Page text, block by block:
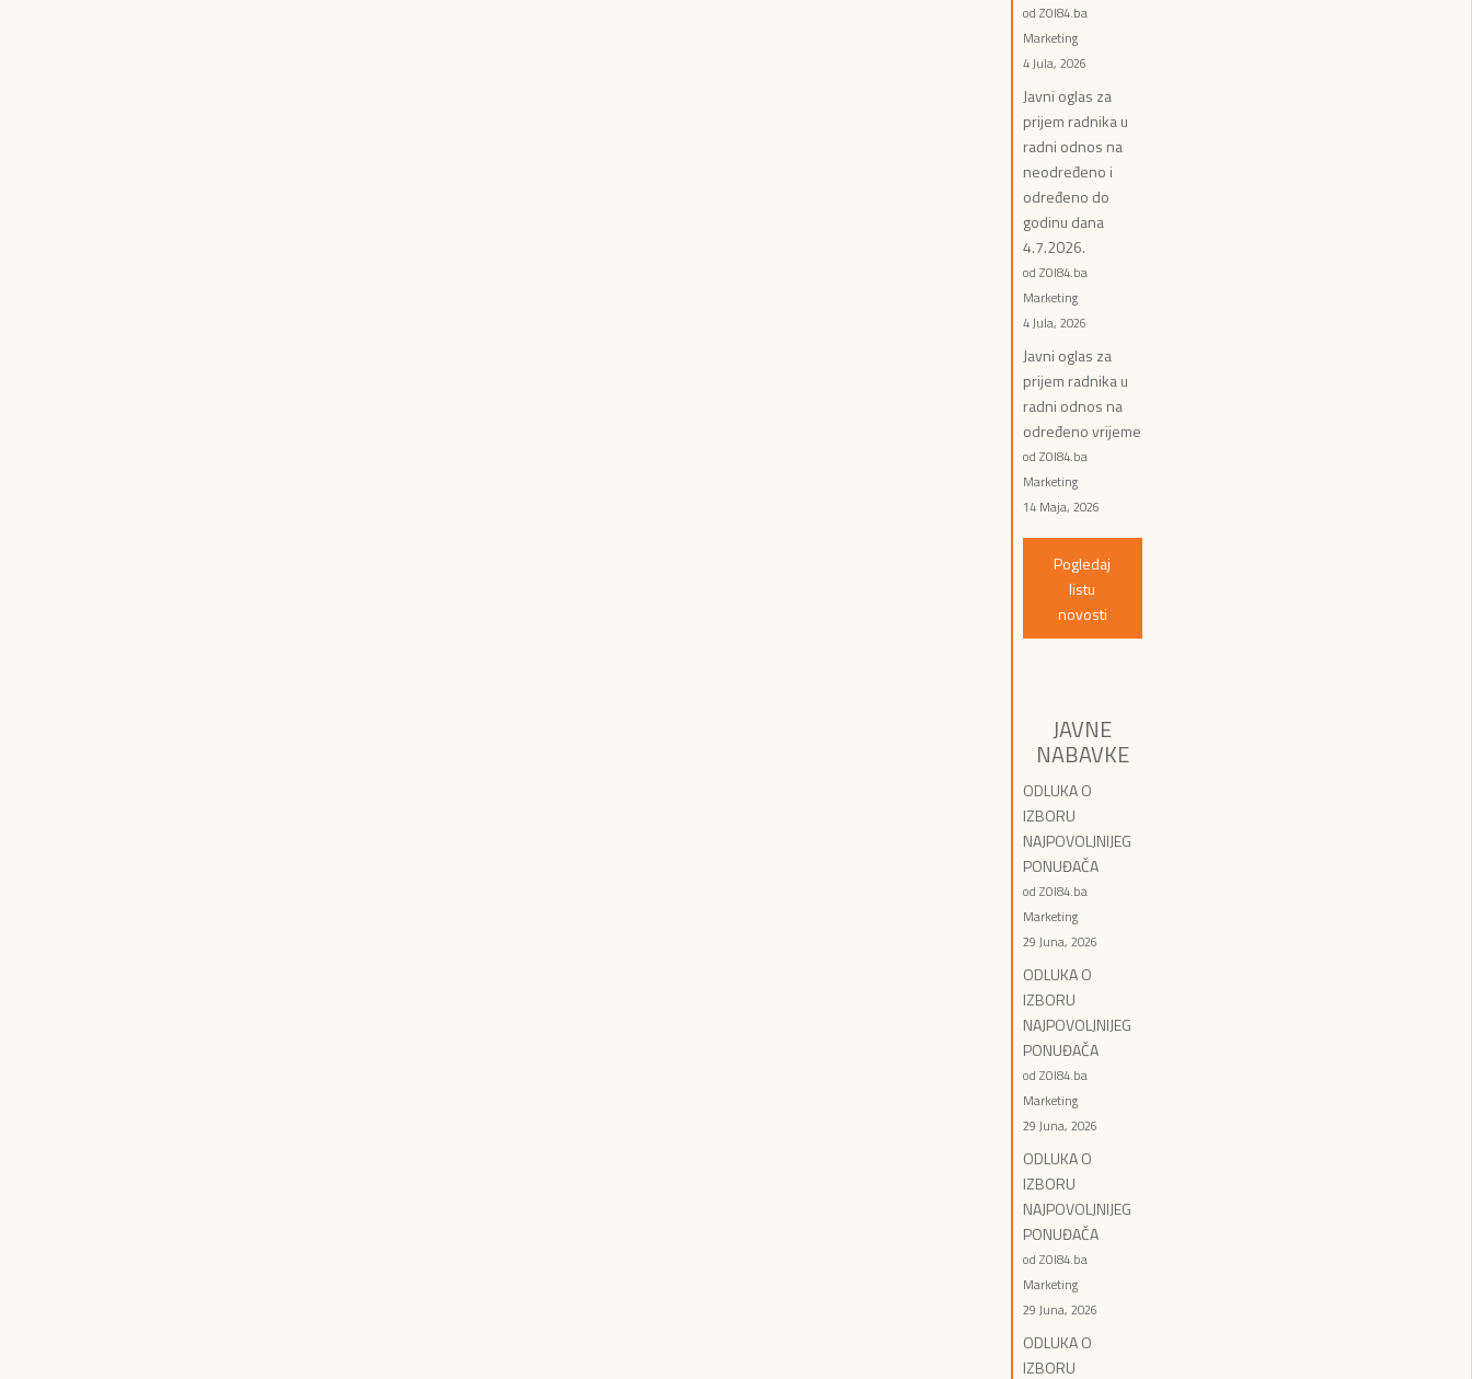
od ZOI84.ba
Marketing
4 Jula, 2026
Javni oglas za
prijem radnika u
radni odnos na
neodređeno i
određeno do
godinu dana
4.7.2026.
od ZOI84.ba
Marketing
4 Jula, 2026
Javni oglas za
prijem radnika u
radni odnos na
određeno vrijeme
od ZOI84.ba
Marketing
14 Maja, 2026
Pogledaj
listu
novosti
JAVNE
NABAVKE
ODLUKA O
IZBORU
NAJPOVOLJNIJEG
PONUĐAČA
od ZOI84.ba
Marketing
29 Juna, 2026
ODLUKA O
IZBORU
NAJPOVOLJNIJEG
PONUĐAČA
od ZOI84.ba
Marketing
29 Juna, 2026
ODLUKA O
IZBORU
NAJPOVOLJNIJEG
PONUĐAČA
od ZOI84.ba
Marketing
29 Juna, 2026
ODLUKA O
IZBORU